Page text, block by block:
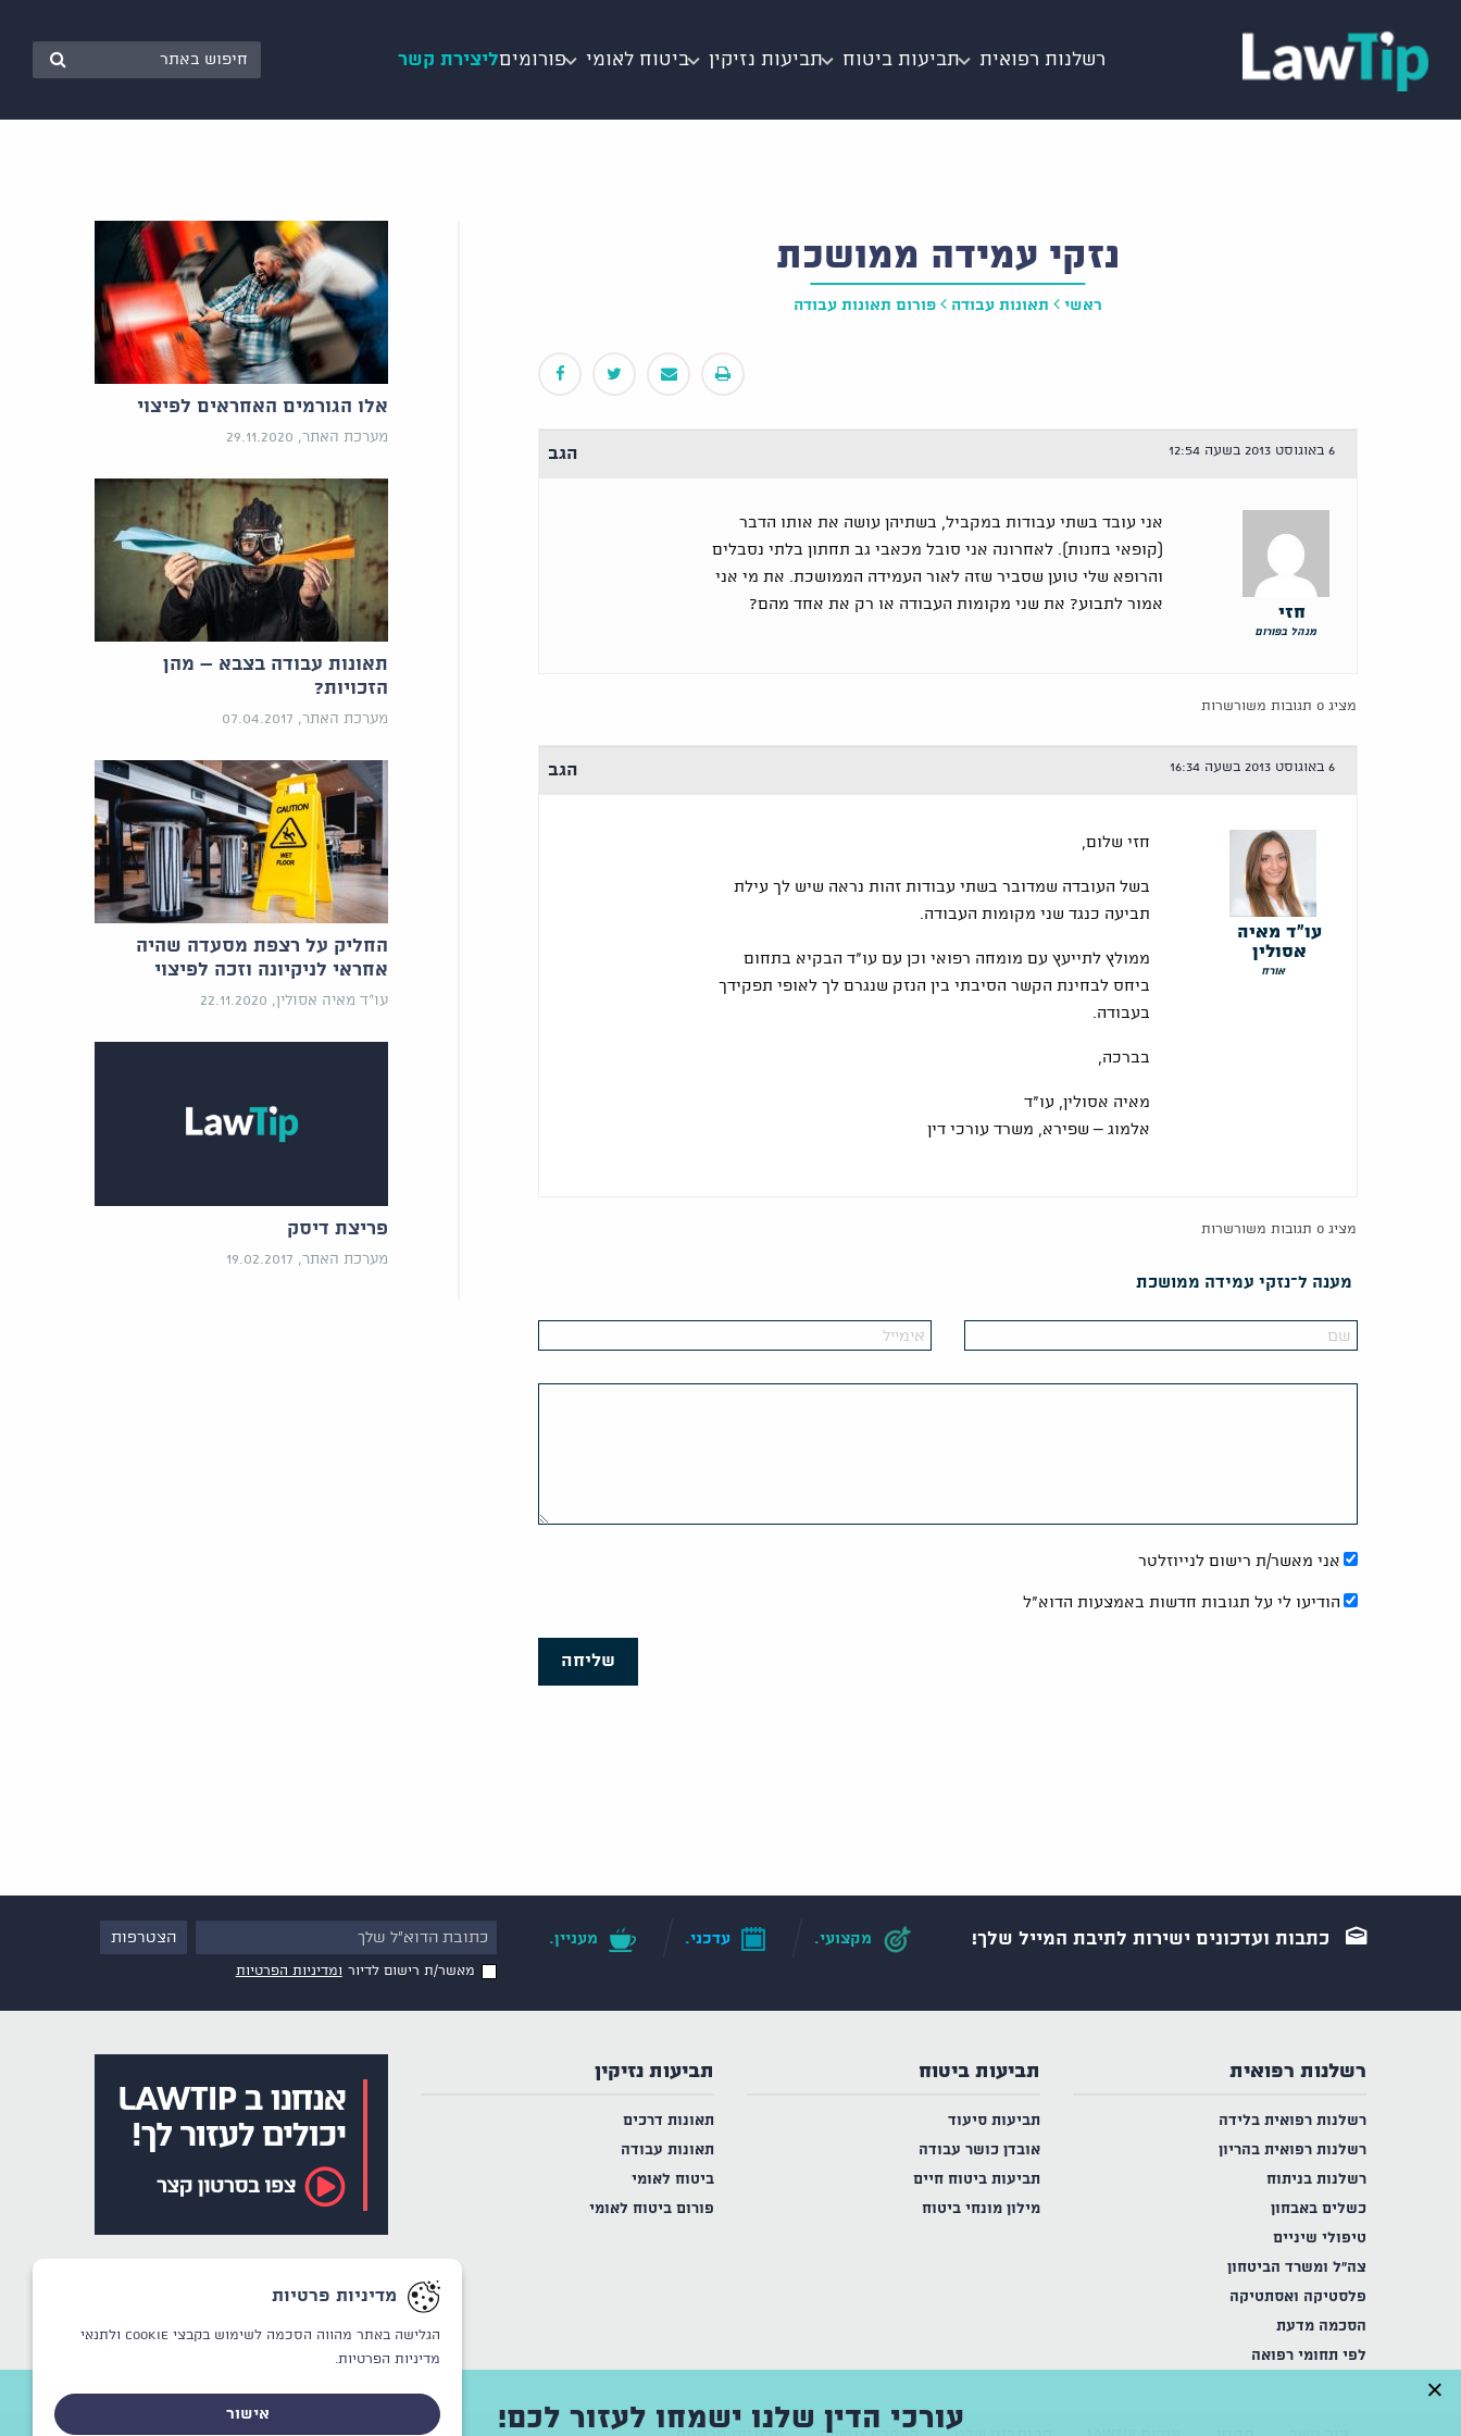
רשלנות רפואית תביעות ביטוח תביעות נזיקין ביטוח לאומי פורומיםליצירת קשר
נזקי עמידה ממושכת
ראשי תאונות עבודה פורום תאונות עבודה
6 באוגוסט 2013 בשעה 12:54 הגב
חזי
מנהל בפורום
אני עובד בשתי עבודות במקביל, בשתיהן עושה את אותו הדבר
(קופאי בחנות). לאחרונה אני סובל מכאבי גב תחתון בלתי נסבלים
והרופא שלי טוען שסביר שזה לאור העמידה הממושכת. את מי אני
אמור לתבוע? את שני מקומות העבודה או רק את אחד מהם?
מציג 0 תגובות משורשרות
6 באוגוסט 2013 בשעה 16:34 הגב
עו"ד מאיה
אסולין
אורח
חזי שלום,
בשל העובדה שמדובר בשתי עבודות זהות נראה שיש לך עילת
תביעה כנגד שני מקומות העבודה.
ממולץ לתייעץ עם מומחה רפואי וכן עם עו"ד הבקיא בתחום
ביחס לבחינת הקשר הסיבתי בין הנזק שנגרם לך לאופי תפקידך
בעבודה.
בברכה,
מאיה אסולין, עו"ד
אלמוג – שפירא, משרד עורכי דין
מציג 0 תגובות משורשרות
מענה ל־נזקי עמידה ממושכת
אני מאשר/ת רישום לנייוזלטר
הודיעו לי על תגובות חדשות באמצעות הדוא"ל
שליחה
אלו הגורמים האחראים לפיצוי
מערכת האתר, 29.11.2020
תאונות עבודה בצבא – מהן
הזכויות?
מערכת האתר, 07.04.2017
החליק על רצפת מסעדה שהיה
אחראי לניקיונה וזכה לפיצוי
עו"ד מאיה אסולין, 22.11.2020
פריצת דיסק
מערכת האתר, 19.02.2017
כתבות ועדכונים ישירות לתיבת המייל שלך! מקצועי. עדכני. מעניין.
מאשר/ת רישום לדיור ומדיניות הפרטיות
רשלנות רפואית
רשלנות רפואית בלידה
רשלנות רפואית בהריון
רשלנות בניתוח
כשלים באבחון
טיפולי שיניים
צה"ל ומשרד הביטחון
פלסטיקה ואסתטיקה
הסכמה מדעת
לפי תחומי רפואה
תביעות ביטוח
תביעות סיעוד
אובדן כושר עבודה
תביעות ביטוח חיים
מילון מונחי ביטוח
תביעות נזיקין
תאונות דרכים
תאונות עבודה
ביטוח לאומי
פורום ביטוח לאומי
עורכי הדין שלנו ישמחו לעזור לכם!
×
מדיניות פרטיות
הגלישה באתר מהווה הסכמה לשימוש בקבצי Cookie
ולתנאי
מדיניות הפרטיות.
אישור